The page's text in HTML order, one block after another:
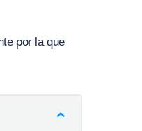
por la que